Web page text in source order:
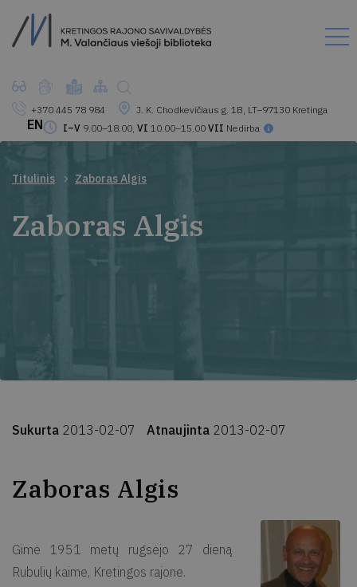
+370 445 78 984
J. K. Chodkevičiaus g. 1B, LT–97130 Kretinga
I–V 9.00–18.00, VI 10.00–15.00 VII Nedirba
EN
Titulinis Zaboras Algis
Zaboras Algis
Sukurta 2013-02-07 Atnaujinta 2013-02-07
Zaboras Algis
Gimė 1951 metų rugsėjo 27 dieną
Rubulių kaime, Kretingos rajone.